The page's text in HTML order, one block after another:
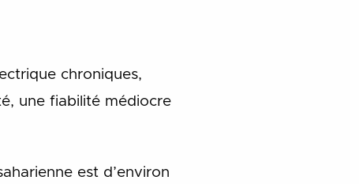
chroniques,
une fiabilité médiocre
est d’environ